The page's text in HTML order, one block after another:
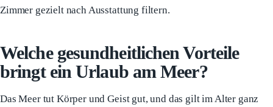
Zimmer gezielt nach Ausstattung filtern.
Welche gesundheitlichen Vorteile
bringt ein Urlaub am Meer?
Das Meer tut Körper und Geist gut, und das gilt im Alter ganz